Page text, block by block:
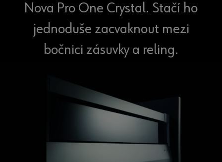
Nova Pro One Crystal. Stačí ho
jednoduše zacvaknout mezi
bočnici zásuvky a reling.